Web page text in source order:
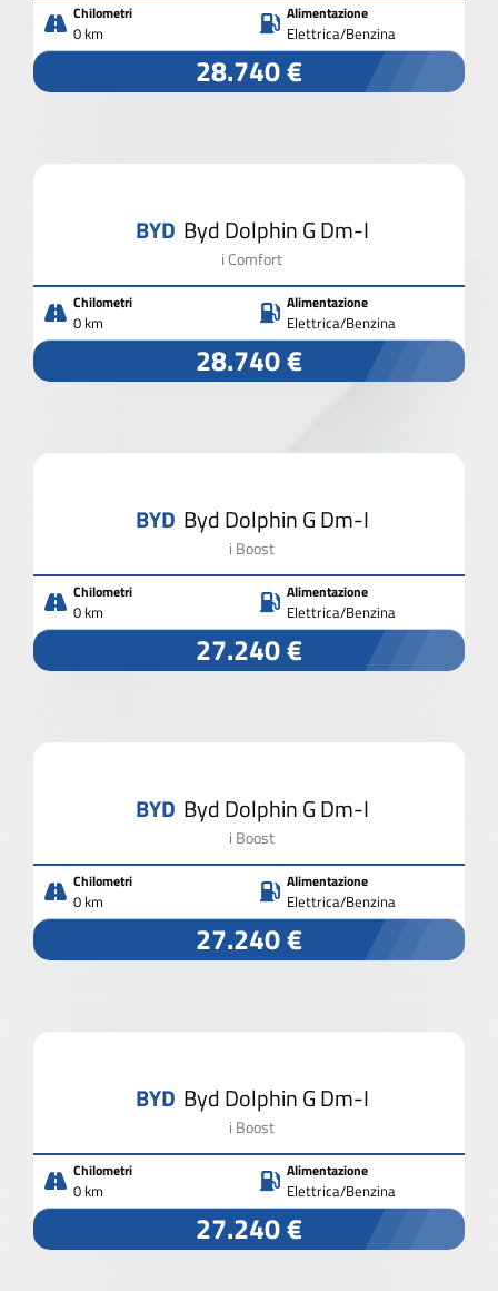
Chilometri
0 km
Alimentazione
Elettrica/Benzina
28.740 €
BYD Byd Dolphin G Dm-I
i Comfort
Chilometri
0 km
Alimentazione
Elettrica/Benzina
28.740 €
BYD Byd Dolphin G Dm-I
i Boost
Chilometri
0 km
Alimentazione
Elettrica/Benzina
27.240 €
BYD Byd Dolphin G Dm-I
i Boost
Chilometri
0 km
Alimentazione
Elettrica/Benzina
27.240 €
BYD Byd Dolphin G Dm-I
i Boost
Chilometri
0 km
Alimentazione
Elettrica/Benzina
27.240 €